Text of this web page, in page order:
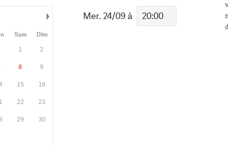
Mois suivant
Sam Dim
1 2
8 9
15 16
22 23
29 30
Mer. 24/09 à